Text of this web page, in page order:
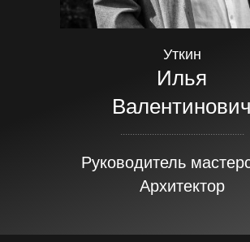
Уткин
Илья
Валентинович
...................................................
Руководитель
Архитектор